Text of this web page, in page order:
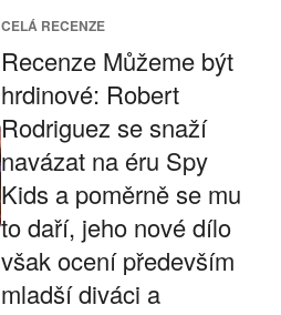
CELÁ RECENZE
Recenze Můžeme být
hrdinové: Robert
Rodriguez se snaží
navázat na éru Spy
Kids a poměrně se mu
to daří, jeho nové dílo
však ocení především
mladší diváci a